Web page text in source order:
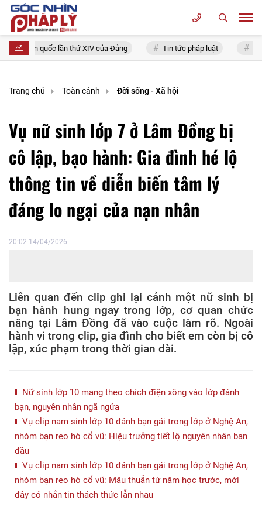
toàn quốc lần thứ XIV của Đảng Tin tức pháp luật
Trang chủ Toàn cảnh Đời sống - Xã hội
Vụ nữ sinh lớp 7 ở Lâm Đồng bị
cô lập, bạo hành: Gia đình hé lộ
thông tin về diễn biến tâm lý
đáng lo ngại của nạn nhân
20:02 14/04/2026
Liên quan đến clip ghi lại cảnh một nữ sinh bị
bạn hành hung ngay trong lớp, cơ quan chức
năng tại Lâm Đồng đã vào cuộc làm rõ. Ngoài
hành vi trong clip, gia đình cho biết em còn bị cô
lập, xúc phạm trong thời gian dài.
Nữ sinh lớp 10 mang theo chích điện xông vào lớp đánh
bạn, nguyên nhân ngã ngửa
Vụ clip nam sinh lớp 10 đánh bạn gái trong lớp ở Nghệ An,
nhóm bạn reo hò cổ vũ: Hiệu trưởng tiết lộ nguyên nhân ban
đầu
Vụ clip nam sinh lớp 10 đánh bạn gái trong lớp ở Nghệ An,
nhóm bạn reo hò cổ vũ: Mâu thuẫn từ năm học trước, mới
đây có nhắn tin thách thức lẫn nhau